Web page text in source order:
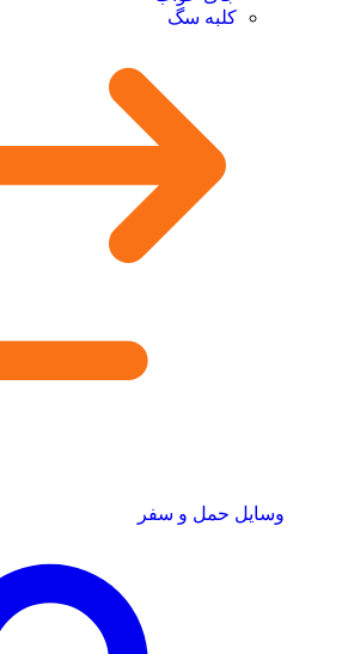
کلبه سگ
وسایل حمل و سفر